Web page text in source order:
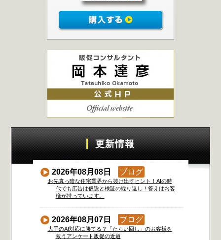
更新情報
2026年08月08日 ブログ
お先真っ暗な住宅業界から抜け出すヒント！AIの時
代でも広告は仮説と検証の繰り返し！答えはお客
様が持っています。
2026年08月07日 ブログ
大手のAI対応に勝てる？「たらい回し」のお客様を
救うアンケート販促の近道